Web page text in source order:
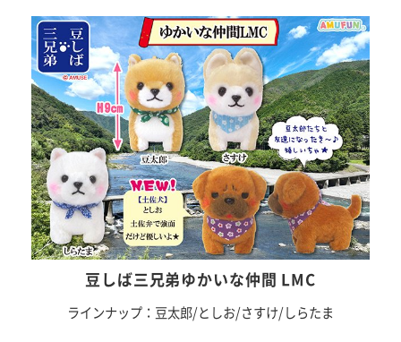
豆しば三兄弟ゆかいな仲間 LMC
ラインナップ：豆太郎/としお/さすけ/しらたま